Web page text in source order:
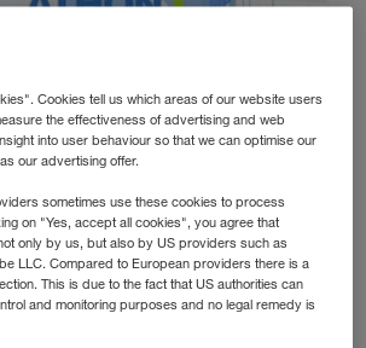
noviembre 2024
GROUP
2024
für eine nachhaltige Zukunft: Der
Hackathon bringt die klügsten
Cookies tell us which areas of our website users
the effectiveness of advertising and web
into user behaviour so that we can optimise our
our advertising offer.
sometimes use these cookies to process
on "Yes, accept all cookies", you agree that
only by us, but also by US providers such as
LLC. Compared to European providers there is a
This is due to the fact that US authorities can
and monitoring purposes and no legal remedy is